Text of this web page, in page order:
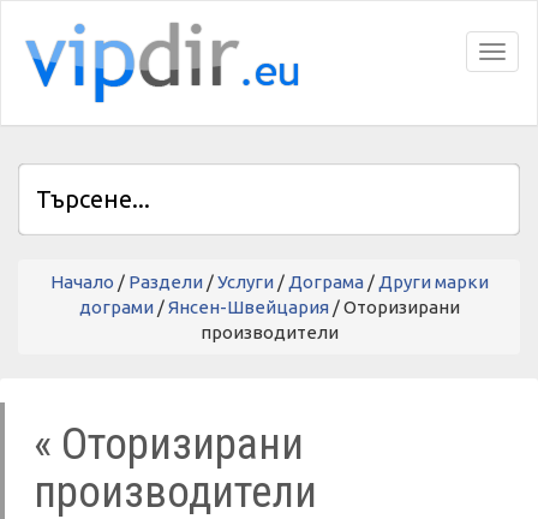
Начало / Раздели/Услуги/ Дограма/ Други марки
дограми/Янсен-Швейцария/ Оторизирани
производители
« Оторизирани
производители